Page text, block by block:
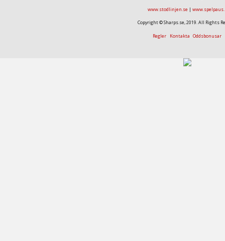
www.stodlinjen.se |
Copyright © Sharps.se, 2019. All Rights
Regler Kontakta Oddsbonusar